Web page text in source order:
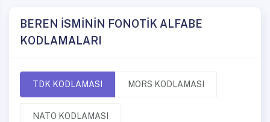
BEREN İSMİNİN FONOTİK ALFABE
KODLAMALARI
TDK KODLAMASI MORS KODLAMASI
NATO KODLAMASI